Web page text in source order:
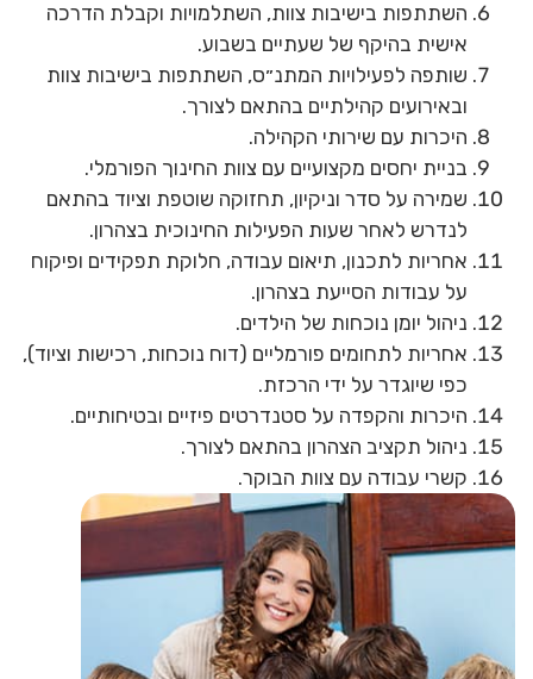
השתתפות בישיבות צוות, השתלמויות וקבלת הדרכה
אישית בהיקף של שעתיים בשבוע.
שותפה לפעילויות המתנ״ס, השתתפות בישיבות צוות
ובאירועים קהילתיים בהתאם לצורך.
היכרות עם שירותי הקהילה.
בניית יחסים מקצועיים עם צוות החינוך הפורמלי.
שמירה על סדר וניקיון, תחזוקה שוטפת וציוד בהתאם
לנדרש לאחר שעות הפעילות החינוכית בצהרון.
אחריות לתכנון, תיאום עבודה, חלוקת תפקידים ופיקוח
על עבודות הסייעת בצהרון.
ניהול יומן נוכחות של הילדים.
אחריות לתחומים פורמליים (דוח נוכחות, רכישות וציוד),
כפי שיוגדר על ידי הרכזת.
היכרות והקפדה על סטנדרטים פיזיים ובטיחותיים.
ניהול תקציב הצהרון בהתאם לצורך.
קשרי עבודה עם צוות הבוקר.